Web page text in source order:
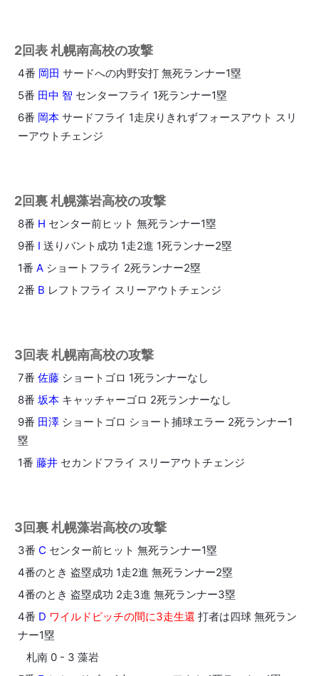
2回表 札幌南高校の攻撃
4番 岡田 サードへの内野安打 無死ランナー1塁
5番 田中 智 センターフライ 1死ランナー1塁
6番 岡本 サードフライ 1走戻りきれずフォースアウト スリ
ーアウトチェンジ
2回裏 札幌藻岩高校の攻撃
8番 H センター前ヒット 無死ランナー1塁
9番 I 送りバント成功 1走2進 1死ランナー2塁
1番 A ショートフライ 2死ランナー2塁
2番 B レフトフライ スリーアウトチェンジ
3回表 札幌南高校の攻撃
7番 佐藤 ショートゴロ 1死ランナーなし
8番 坂本 キャッチャーゴロ 2死ランナーなし
9番 田澤 ショートゴロ ショート捕球エラー 2死ランナー1
塁
1番 藤井 セカンドフライ スリーアウトチェンジ
3回裏 札幌藻岩高校の攻撃
3番 C センター前ヒット 無死ランナー1塁
4番のとき 盗塁成功 1走2進 無死ランナー2塁
4番のとき 盗塁成功 2走3進 無死ランナー3塁
4番 D ワイルドピッチの間に3走生還 打者は四球 無死ラン
ナー1塁
札南 0 - 3 藻岩